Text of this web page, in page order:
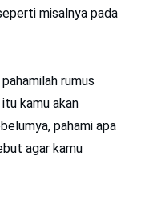
misalnya pada
rumus
kamu akan
pahami apa
agar kamu